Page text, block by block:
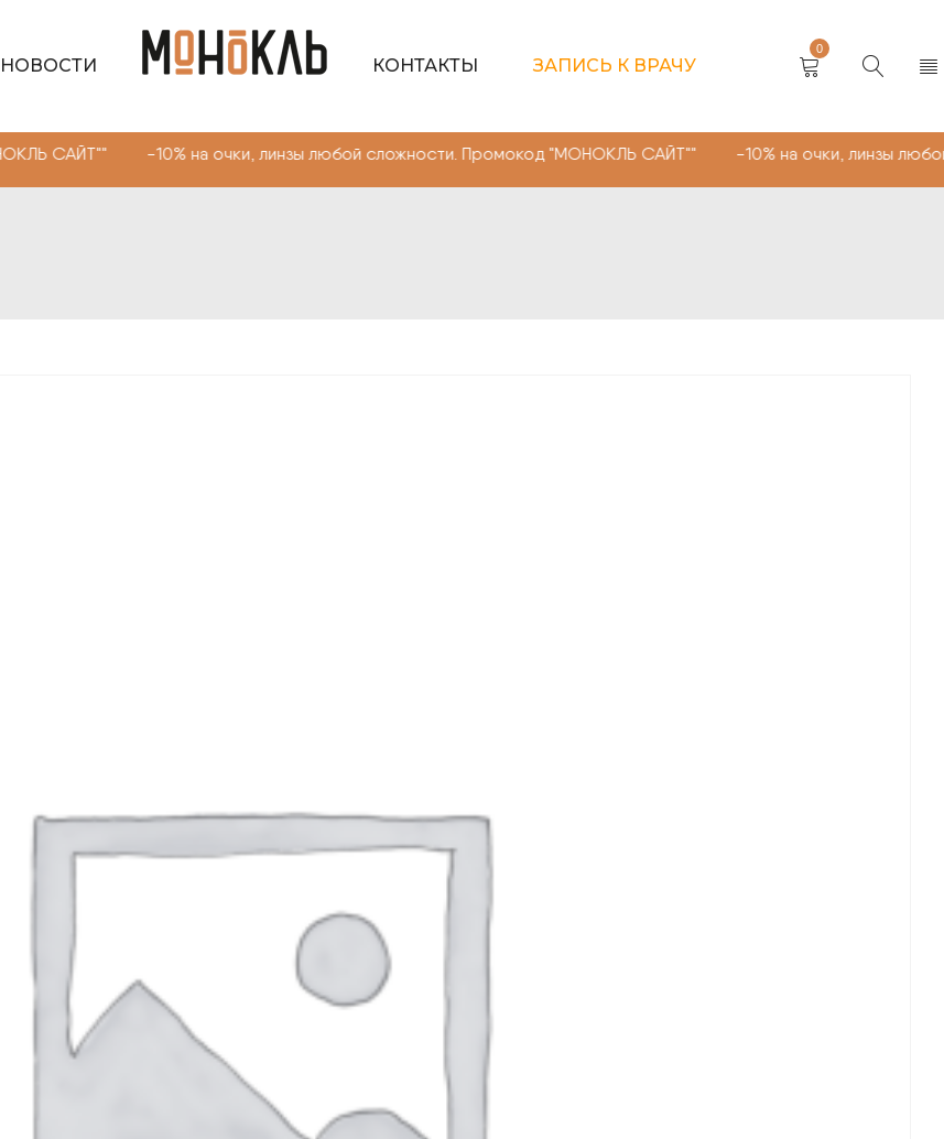
НОВОСТИ КОНТАКТЫ ЗАПИСЬ К ВРАЧУ
0
очки, линзы любой сложности. Промокод "МОНОКЛЬ САЙТ"" -10% на очки, линзы любой